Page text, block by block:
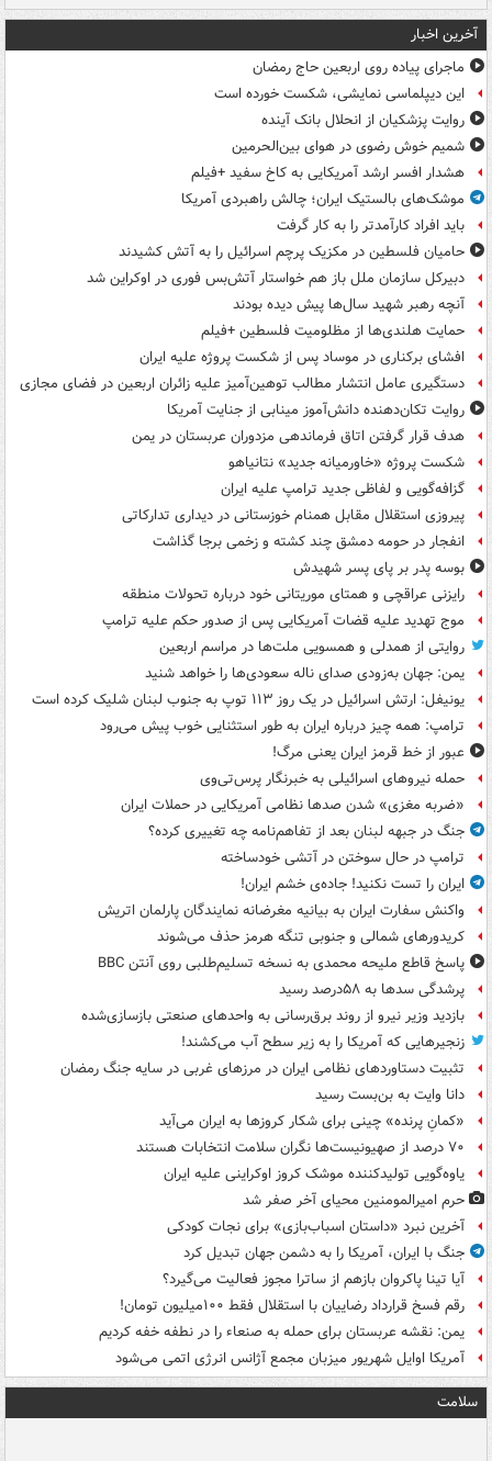
آخرین اخبار
ماجرای پیاده روی اربعین حاج رمضان
این دیپلماسی نمایشی، شکست خورده است
روایت پزشکیان از انحلال بانک آینده
شمیم خوش رضوی در هوای بین‌الحرمین
هشدار افسر ارشد آمریکایی به کاخ سفید +فیلم
موشک‌های بالستیک ایران؛ چالش راهبردی آمریکا
باید افراد کارآمدتر را به کار گرفت
حامیان فلسطین در مکزیک پرچم اسرائیل را به آتش کشیدند
دبیرکل سازمان ملل باز هم خواستار آتش‌بس فوری در اوکراین شد
آنچه رهبر شهید سال‌ها پیش دیده بودند
حمایت هلندی‌ها از مظلومیت فلسطین +فیلم
افشای برکناری در موساد پس از شکست پروژه علیه ایران
دستگیری عامل انتشار مطالب توهین‌آمیز علیه زائران اربعین در فضای مجازی
روایت تکان‌دهنده دانش‌آموز مینابی از جنایت آمریکا
هدف قرار گرفتن اتاق‌ فرماندهی مزدوران عربستان در یمن
شکست پروژه «خاورمیانه جدید» نتانیاهو
گزافه‌گویی و لفاظی جدید ترامپ علیه ایران
پیروزی استقلال مقابل همنام خوزستانی در دیداری تدارکاتی
انفجار در حومه دمشق چند کشته و زخمی برجا گذاشت
بوسه‌ پدر بر پای پسر شهیدش
رایزنی عراقچی و همتای موریتانی خود درباره تحولات منطقه
موج تهدید علیه قضات آمریکایی پس از صدور حکم علیه ترامپ
روایتی از همدلی و همسویی ملت‌ها در مراسم اربعین
یمن: جهان به‌زودی صدای ناله سعودی‌ها را خواهد شنید
یونیفل: ارتش اسرائیل در یک روز ۱۱۳ توپ به جنوب لبنان شلیک کرده است
ترامپ: همه چیز درباره ایران به طور استثنایی خوب پیش می‌رود
عبور از خط قرمز ایران یعنی مرگ!
حمله نیروهای اسرائیلی به خبرنگار پرس‌تی‌وی
«ضربه مغزی» شدن صدها نظامی آمریکایی در حملات ایران
جنگ در جبهه لبنان بعد از تفاهم‌نامه چه تغییری کرده؟
ترامپ در حال سوختن در آتشی خودساخته
ایران را تست نکنید! جاده‌ی خشم ایران!
واکنش سفارت ایران به بیانیه مغرضانه نمایندگان پارلمان اتریش
کریدورهای شمالی و جنوبی تنگه هرمز حذف می‌شوند
پاسخ قاطع ملیحه محمدی به نسخه تسلیم‌طلبی روی آنتن BBC
پرشدگی سدها به ۵۸درصد رسید
بازدید وزیر نیرو از روند برق‌رسانی به واحدهای صنعتی بازسازی‌شده
زنجیرهایی که آمریکا را به زیر سطح آب می‌کشند!
تثبیت دستاوردهای نظامی ایران در مرزهای غربی در سایه جنگ رمضان
دانا وایت به بن‌بست رسید
«کمانِ پرنده» چینی برای شکار کروزها به ایران می‌آید
۷۰ درصد از صهیونیست‌ها نگران سلامت انتخابات هستند
یاوه‌گویی تولیدکننده موشک کروز اوکراینی علیه ایران
حرم امیرالمومنین محیای آخر صفر شد
آخرین نبرد «داستان اسباب‌بازی» برای نجات کودکی
جنگ با ایران، آمریکا را به دشمن جهان تبدیل کرد
آیا تینا پاکروان بازهم از ساترا مجوز فعالیت می‌گیرد؟
رقم فسخ قرارداد رضاییان با استقلال فقط ۱۰۰میلیون تومان!
یمن: نقشه عربستان برای حمله به صنعاء را در نطفه خفه کردیم
آمریکا اوایل شهریور میزبان مجمع آژانس انرژی اتمی می‌شود
سلامت